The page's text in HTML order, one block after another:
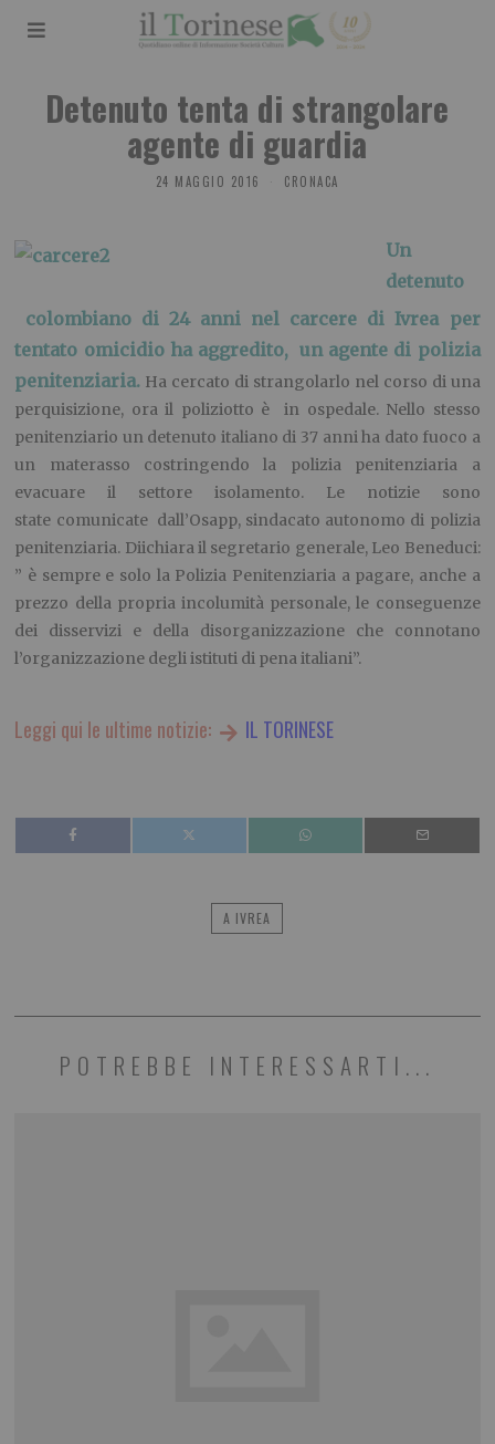
Detenuto tenta di strangolare
agente di guardia
24 MAGGIO 2016 CRONACA
Un
detenuto
colombiano di 24 anni nel carcere di Ivrea per
tentato omicidio ha aggredito, un agente di polizia
penitenziaria. Ha cercato di strangolarlo nel corso di una
perquisizione, ora il poliziotto è in ospedale. Nello stesso
penitenziario un detenuto italiano di 37 anni ha dato fuoco a
un materasso costringendo la polizia penitenziaria a
evacuare il settore isolamento. Le notizie sono
state comunicate dall’Osapp, sindacato autonomo di polizia
penitenziaria. Diichiara il segretario generale, Leo Beneduci:
” è sempre e solo la Polizia Penitenziaria a pagare, anche a
prezzo della propria incolumità personale, le conseguenze
dei disservizi e della disorganizzazione che connotano
l’organizzazione degli istituti di pena italiani”.
Leggi qui le ultime notizie: IL TORINESE
A IVREA
POTREBBE INTERESSARTI...